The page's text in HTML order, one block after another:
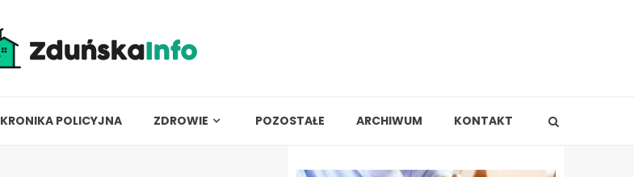
KRONIKA POLICYJNA ZDROWIE POZOSTAŁE ARCHIWUM KONTAKT